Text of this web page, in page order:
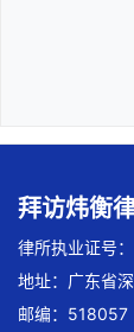
拜访炜衡
律所执业证号
地址：广东省
邮编：518057